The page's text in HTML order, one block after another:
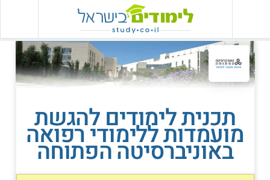
תכנית לימודים להגשת
מועמדות ללימודי רפואה
באוניברסיטה הפתוחה